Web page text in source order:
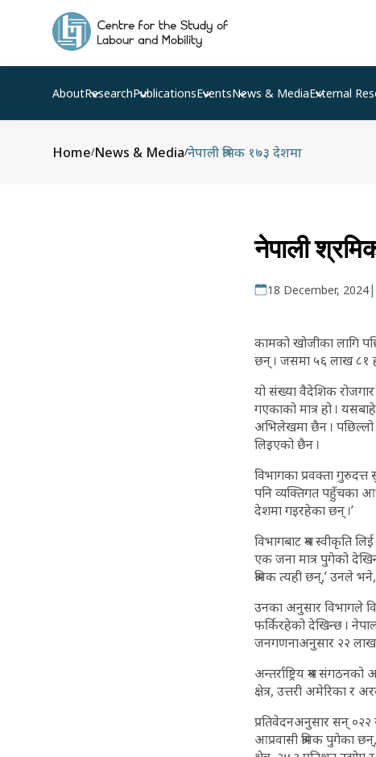
AboutResearchPublicationsEventsNews & MediaExternal
Home/News & Media/नेपाली श्रमिक १७३ देशमा
नेपाली
18 December, 2024|
कामको खोजीका लागि
छन् । जसमा ५६ लाख ८१
यो संख्या वैदेशिक
गएकाको मात्र हो ।
अभिलेखमा छैन । पछिल्लो
लिइएको छैन ।
विभागका प्रवक्ता
पनि व्यक्तिगत पहुँचका
देशमा गइरहेका छन् ।’
विभागबाट श्रम स्वीकृति
एक जना मात्र पुगेको
श्रमिक त्यही छन्,’ उनले
उनका अनुसार विभागले
फर्किरहेको देखिन्छ ।
जनगणनाअनुसार २२ लाख
अन्तर्राष्ट्रिय श्रम
क्षेत्र, उत्तरी अमेरिका र
प्रतिवेदनअनुसार सन् ०२२
आप्रवासी श्रमिक पुगेका